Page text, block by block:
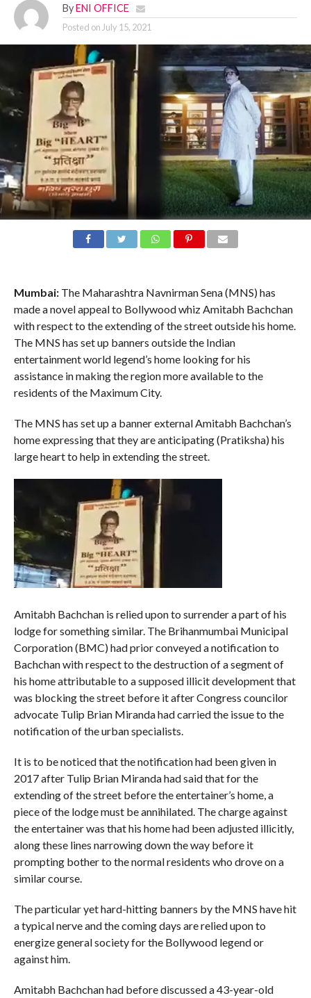
By ENI OFFICE
Posted on July 15, 2021
Mumbai:The Maharashtra Navnirman Sena (MNS) has
made a novel appeal to Bollywood whiz Amitabh Bachchan
with respect to the extending of the street outside his home.
The MNS has set up banners outside the Indian
entertainment world legend’s home looking for his
assistance in making the region more available to the
residents of the Maximum City.
The MNS has set up a banner external Amitabh Bachchan’s
home expressing that they are anticipating (Pratiksha) his
large heart to help in extending the street.
Amitabh Bachchan is relied upon to surrender a part of his
lodge for something similar. The Brihanmumbai Municipal
Corporation (BMC) had prior conveyed a notification to
Bachchan with respect to the destruction of a segment of
his home attributable to a supposed illicit development that
was blocking the street before it after Congress councilor
advocate Tulip Brian Miranda had carried the issue to the
notification of the urban specialists.
It is to be noticed that the notification had been given in
2017 after Tulip Brian Miranda had said that for the
extending of the street before the entertainer’s home, a
piece of the lodge must be annihilated. The charge against
the entertainer was that his home had been adjusted illicitly,
along these lines narrowing down the way before it
prompting bother to the normal residents who drove on a
similar course.
The particular yet hard-hitting banners by the MNS have hit
a typical nerve and the coming days are relied upon to
energize general society for the Bollywood legend or
against him.
Amitabh Bachchan had before discussed a 43-year-old